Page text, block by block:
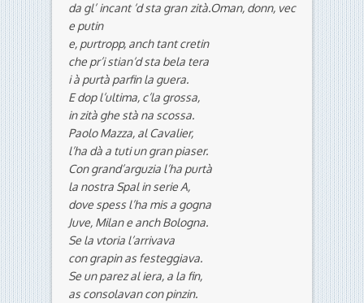
da gl’ incant ‘d sta gran zità.Oman, donn, vec
e putin
e, purtropp, anch tant cretin
che pr’i stian‘d sta bela tera
i à purtà parfin la guera.
E dop l’ultima, c’la grossa,
in zità ghe stà na scossa.
Paolo Mazza, al Cavalier,
l’ha dà a tuti un gran piaser.
Con grand’arguzia l’ha purtà
la nostra Spalin serie A,
dove spess l’ha mis a gogna
Juve, Milan e anch Bologna.
Se la vtoria l’arrivava
con grapin as festeggiava.
Se un parez al iera, a la fin,
as consolavan con pinzin.